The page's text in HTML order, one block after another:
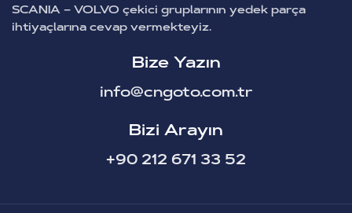
SCANIA – VOLVO çekici gruplarının yedek parça
ihtiyaçlarına cevap vermekteyiz.
Bize Yazın
info@cngoto.com.tr
Bizi Arayın
+90 212 671 33 52